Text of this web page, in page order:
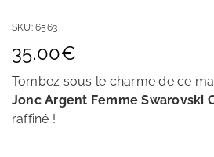
SKU:6563
35.00€
Tombez sous le charme de ce
Jonc Argent Femme Swarovski
raffiné !